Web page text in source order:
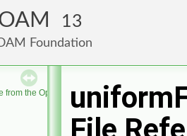
13
Foundation
from the OpenFOAM Foundation